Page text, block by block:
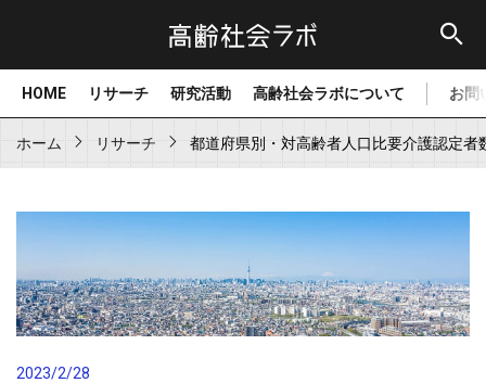
HOME リサーチ 研究活動 高齢社会ラボについて お問
ホーム リサーチ 都道府県別・対高齢者人口比要介護認定
2023/2/28